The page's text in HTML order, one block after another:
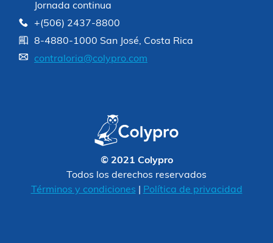
Jornada continua
+(506) 2437-8800
8-4880-1000 San José, Costa Rica
contraloria@colypro.com
© 2021 Colypro
Todos los derechos reservados
Términos y condiciones
Política de privacidad